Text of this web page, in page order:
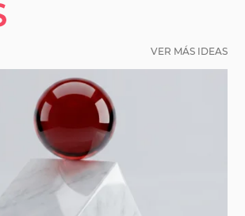
VER MÁS IDEAS